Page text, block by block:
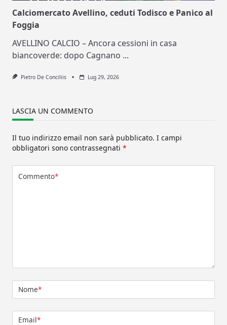
Calciomercato Avellino, ceduti Todisco e Panico al
Foggia
AVELLINO CALCIO – Ancora cessioni in casa
biancoverde: dopo Cagnano ...
Pietro De Conciliis Lug 29, 2026
LASCIA UN COMMENTO
Il tuo indirizzo email non sarà pubblicato. I campi
obbligatori sono contrassegnati *
Commento*
Nome*
Email*